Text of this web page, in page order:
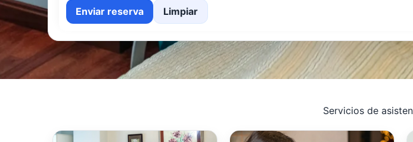
Enviar reserva Limpiar
Servicios de